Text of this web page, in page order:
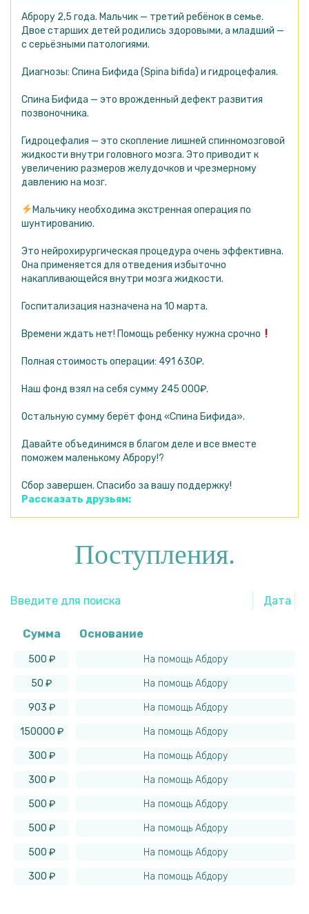
Аброру 2,5 года. Мальчик — третий ребёнок в семье.
Двое старших детей родились здоровыми, а младший —
с серьёзными патологиями.
Диагнозы: Спина Бифида (Spina bifida) и гидроцефалия.
Спина Бифида — это врожденный дефект развития
позвоночника.
Гидроцефалия — это скопление лишней спинномозговой
жидкости внутри головного мозга. Это приводит к
увеличению размеров желудочков и чрезмерному
давлению на мозг.
Мальчику необходима экстренная операция по
шунтированию.
Это нейрохирургическая процедура очень эффективна.
Она применяется для отведения избыточно
накапливающейся внутри мозга жидкости.
Госпитализация назначена на 10 марта.
Времени ждать нет! Помощь ребенку нужна срочно
Полная стоимость операции: 491 630₽.
Наш фонд взял на себя сумму 245 000₽.
Остальную сумму берёт фонд «Спина Бифида».
Давайте объединимся в благом деле и все вместе
поможем маленькому Аброру!?
Сбор завершен. Спасибо за вашу поддержку!
Рассказать друзьям:
Поступления.
Дата
Сумма Основание
500 ₽ На помощь Абдору
50 ₽ На помощь Абдору
903 ₽ На помощь Абдору
150000 ₽ На помощь Абдору
300 ₽ На помощь Абдору
300 ₽ На помощь Абдору
500 ₽ На помощь Абдору
500 ₽ На помощь Абдору
500 ₽ На помощь Абдору
300 ₽ На помощь Абдору